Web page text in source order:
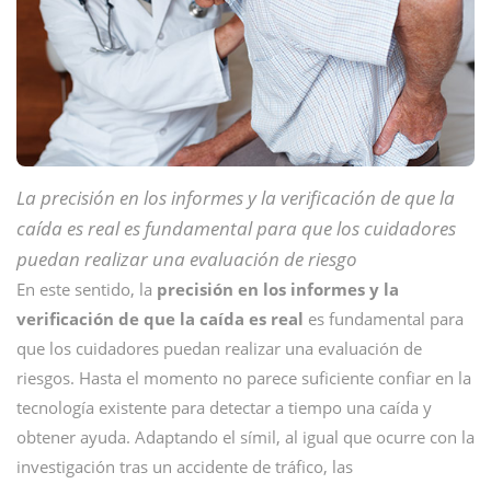
La precisión en los informes y la verificación de que la
caída es real es fundamental para que los cuidadores
puedan realizar una evaluación de riesgo
En este sentido, la precisión en los informes y la
verificación de que la caída es real es fundamental para
que los cuidadores puedan realizar una evaluación de
riesgos. Hasta el momento no parece suficiente confiar en la
tecnología existente para detectar a tiempo una caída y
obtener ayuda. Adaptando el símil, al igual que ocurre con la
investigación tras un accidente de tráfico, las